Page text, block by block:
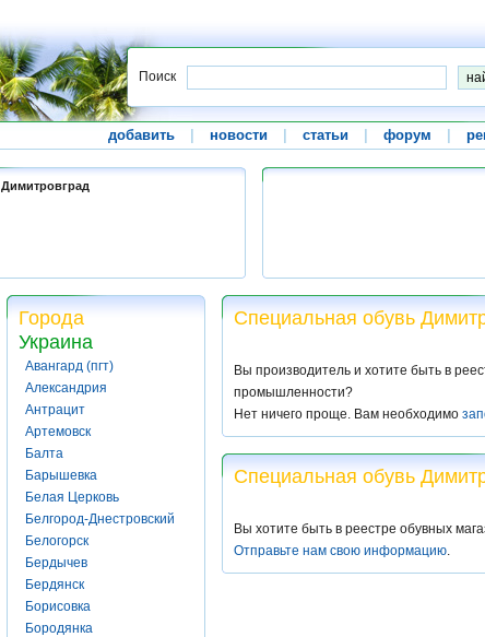
Поиск
добавить новости статьи форум
Димитровград
Города
Украина
Авангард (пгт)
Александрия
Антрацит
Артемовск
Балта
Барышевка
Белая Церковь
Белгород-Днестровский
Белогорск
Бердычев
Бердянск
Борисовка
Бородянка
Специальная обувь
Вы производитель и хотите быть в
промышленности?
Нет ничего проще. Вам необходимо
Специальная обувь
Вы хотите быть в реестре обувных
Отправьте нам свою информацию.